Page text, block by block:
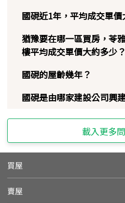
國硯近1年，平均成交單價
猶豫要在哪一區買房，苓
樓平均成交單價大約多少？
國硯的屋齡幾年？
國硯是由哪家建設公司興
載入更多
買屋
賣屋